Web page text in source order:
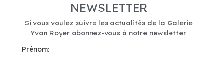
NEWSLETTER
Si vous voulez suivre les actualités de la Galerie
Yvan Royer abonnez-vous à notre newsletter.
Prénom: